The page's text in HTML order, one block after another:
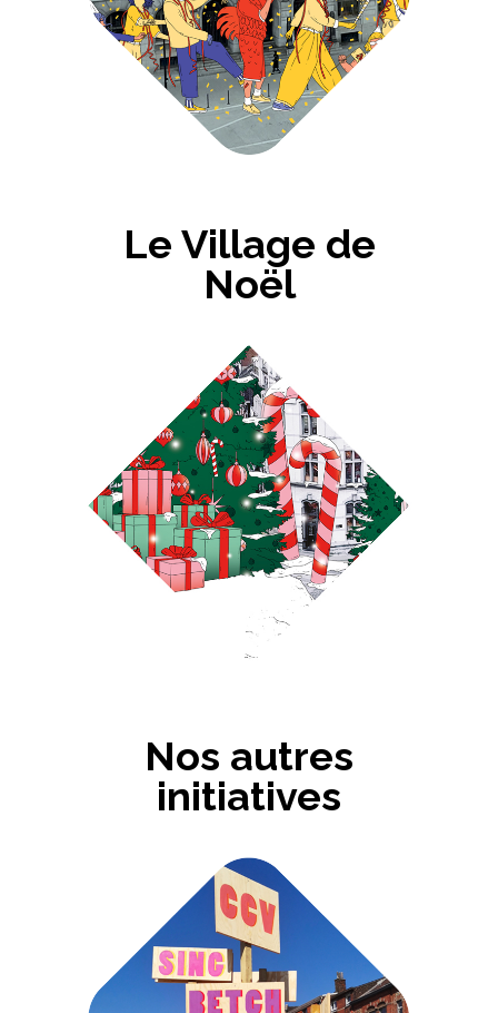
Le Village de
Noël
Nos autres
initiatives